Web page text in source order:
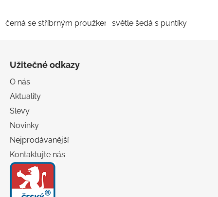
černá se stříbrným proužkem černá se zlatým proužkem
světle šedá s puntíky
Užitečné odkazy
O nás
Aktuality
Slevy
Novinky
Nejprodávanější
Kontaktujte nás